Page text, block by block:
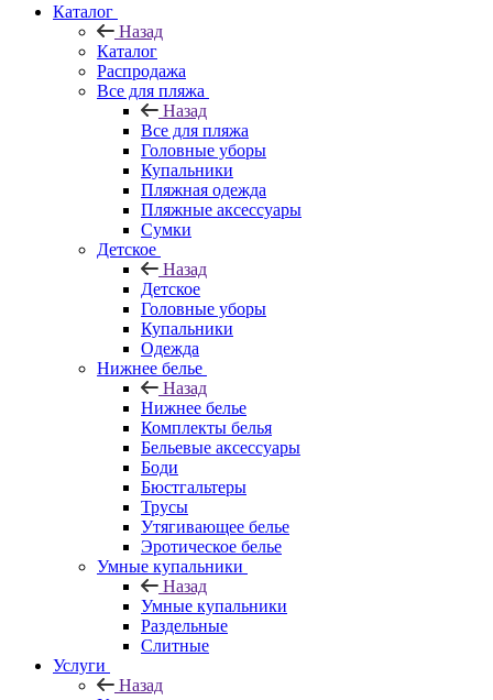
Каталог
Назад
Каталог
Распродажа
Все для пляжа
Назад
Все для пляжа
Головные уборы
Купальники
Пляжная одежда
Пляжные аксессуары
Сумки
Детское
Назад
Детское
Головные уборы
Купальники
Одежда
Нижнее белье
Назад
Нижнее белье
Комплекты белья
Бельевые аксессуары
Боди
Бюстгальтеры
Трусы
Утягивающее белье
Эротическое белье
Умные купальники
Назад
Умные купальники
Раздельные
Слитные
Услуги
Назад